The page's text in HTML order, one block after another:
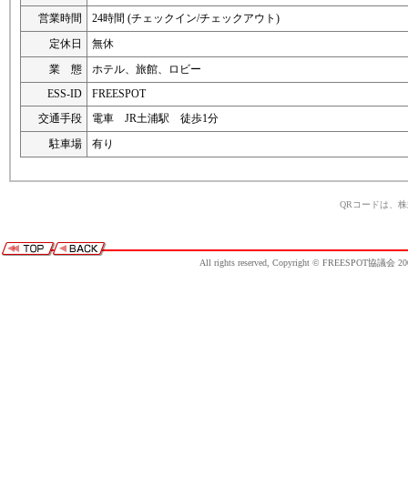
営業時間
24時間 (チェックイン/チェックアウト)
定休日
無休
業 態
ホテル、旅館、ロビー
ESS-ID
FREESPOT
交通手段
電車 JR土浦駅 徒歩1分
駐車場
有り
QRコードは、
All rights reserved, Copyright © FREESPOT協議会